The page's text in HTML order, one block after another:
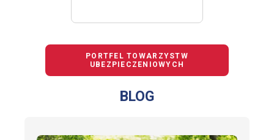
PORTFEL TOWARZYSTW
UBEZPIECZENIOWYCH
BLOG